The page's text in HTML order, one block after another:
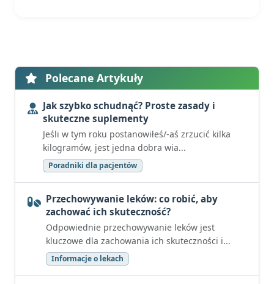
Polecane Artykuły
Jak szybko schudnąć? Proste zasady i
skuteczne suplementy
Jeśli w tym roku postanowiłeś/-aś zrzucić kilka
kilogramów, jest jedna dobra wia...
Poradniki dla pacjentów
Przechowywanie leków: co robić, aby
zachować ich skuteczność?
Odpowiednie przechowywanie leków jest
kluczowe dla zachowania ich skuteczności i...
Informacje o lekach